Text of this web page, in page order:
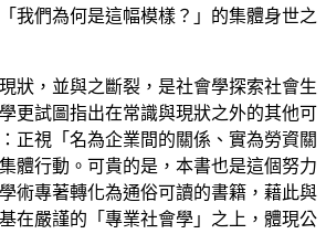
我們為何是這幅模樣？」的集體身世之
狀，並與之斷裂，是社會學探索社會生
更試圖指出在常識與現狀之外的其他可
正視「名為企業間的關係、實為勞資關
體行動。可貴的是，本書也是這個努力
術專著轉化為通俗可讀的書籍，藉此與
在嚴謹的「專業社會學」之上，體現公